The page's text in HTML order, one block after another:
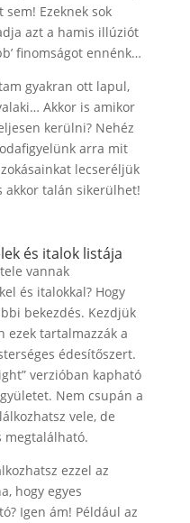
Ezeknek sok
azt a hamis illúziót
finomságot ennénk…
gyakran ott lapul,
Akkor is amikor
kerülni? Nehéz
arra mit
lecseréljük
akkor talán sikerülhet!
és italok listája
vannak
és italokkal? Hogy
bekezdés. Kezdjük
ezek tartalmazzák a
édesítőszert.
verzióban kapható
Nem csupán a
vele, de
megtalálható.
ezzel az
hogy egyes
Igen ám! Például az